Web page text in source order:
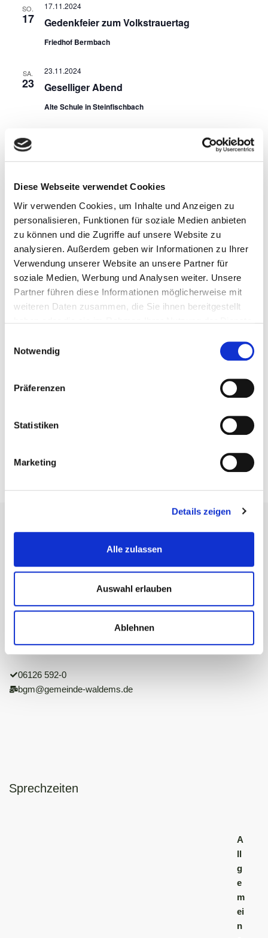
Diese Webseite verwendet Cookies
Wir verwenden Cookies, um Inhalte und Anzeigen zu
personalisieren, Funktionen für soziale Medien anbieten
zu können und die Zugriffe auf unsere Website zu
analysieren. Außerdem geben wir Informationen zu Ihrer
Verwendung unserer Website an unsere Partner für
soziale Medien, Werbung und Analysen weiter. Unsere
Partner führen diese Informationen möglicherweise mit
weiteren Daten zusammen, die Sie ihnen bereitgestellt
Notwendig
Präferenzen
Statistiken
Marketing
Details zeigen
Alle zulassen
Auswahl erlauben
Ablehnen
SO.
17 Gedenkfeier zum Volkstrauertag
17.11.2024
Friedhof Bermbach
SA.
23 Geselliger Abend
23.11.2024
Alte Schule in Steinfischbach
MI.
27 Café Lebensfreude im Haus “Goldener Grund”
DO.
28 BüchereiCafé
Evangelisches Gemeindehaus Steinfischbach
SA.
30 Adventsmarkt Bermbach
30.11.2024
Evanglisches Gemeindehaus Bermbach
VorherigeVeranstaltungen Nächste
Rathaus (Gemeindeverwaltung)
06126 592-0
bgm@gemeinde-waldems.de
Sprechzeiten
A
ll
g
e
m
ei
n